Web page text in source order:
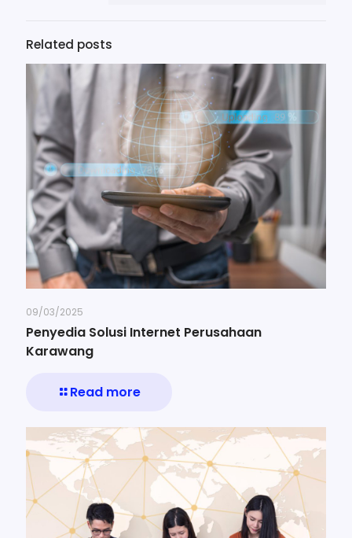
Related posts
09/03/2025
Penyedia Solusi Internet Perusahaan
Karawang
Read more